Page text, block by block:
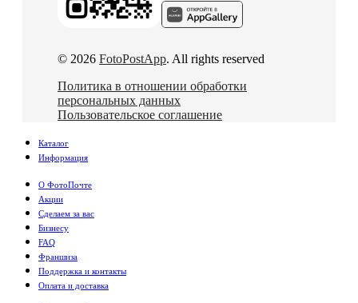
© 2026 FotoPostApp. All rights reserved
Политика в отношении обработки
персональных данных
Пользовательское соглашение
Каталог
Информация
О ФотоПочте
Акции
Сделаем за вас
Бизнесу
FAQ
Франшиза
Поддержка и контакты
Оплата и доставка